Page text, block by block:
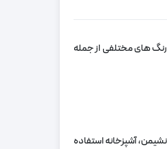
های مختلفی از جمله
آشپزخانه استفاده